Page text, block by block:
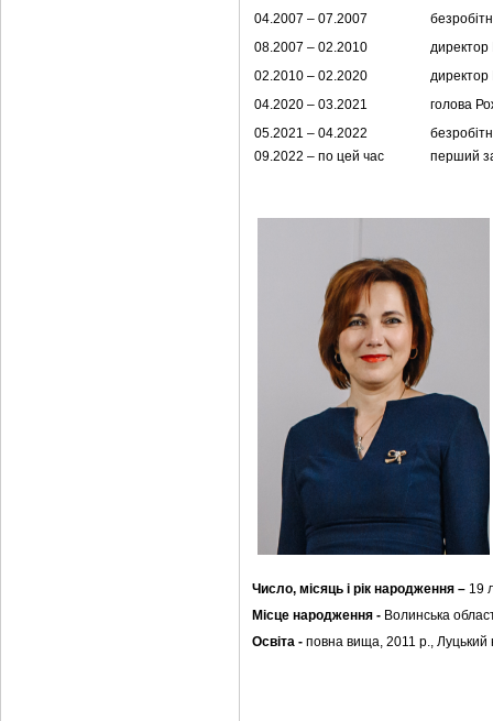
04.2007 – 07.2007
08.2007 – 02.2010
02.2010 – 02.2020
04.2020 – 03.2021
голова
05.2021 – 04.2022
09.2022 – по цей час
перший
Число, місяць і рік народження – 19
Місце народження - Волинська
Освіта - повна вища, 2011 р., Луцький